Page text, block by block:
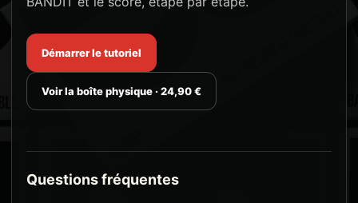
Démarrer le tutoriel
Voir la boîte physique · 24,90 €
Questions fréquentes